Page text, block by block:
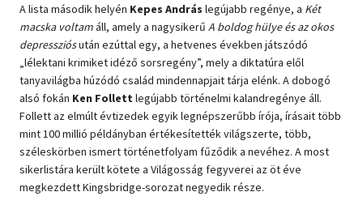
A lista második helyén Kepes András legújabb regénye, a Két
macska voltamáll, amely a nagysikerű A boldog hülye és az okos
depressziósután ezúttal egy, a hetvenes években játszódó
„lélektani krimiket idéző sorsregény”, mely a diktatúra elől
tanyavilágba húzódó család mindennapjait tárja elénk. A dobogó
alsó fokán Ken Follett legújabb történelmi kalandregénye áll.
Follett az elmúlt évtizedek egyik legnépszerűbb írója, írásait több
mint 100 millió példányban értékesítették világszerte, több,
széleskörben ismert történetfolyam fűződik a nevéhez. A most
sikerlistára került kötete a Világosság fegyverei az öt éve
megkezdett Kingsbridge-sorozat negyedik része.